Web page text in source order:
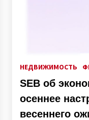
НЕДВИЖИМОСТЬ
SEB об
осеннее
весеннего